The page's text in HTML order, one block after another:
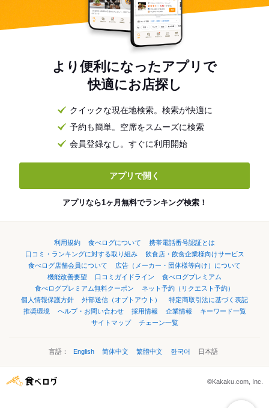
より便利になったアプリで
快適にお店探し
クイックな現在地検索。検索が快適に
予約も簡単。空席をスムーズに検索
会員登録なし。すぐに利用開始
アプリで開く
アプリなら1ヶ月無料でランキング検索！
利用規約 食べログについて
携帯電話番号認証とは
口コミ・ランキングに対する取り組み
飲食店・飲食企業様向けサービス
食べログ店舗会員について
広告（メーカー・団体様等向け）について
機能改善要望
口コミガイドライン
食べログプレミアム
食べログプレミアム無料クーポン
ネット予約（リクエスト予約）
個人情報保護方針
外部送信（オプトアウト）
特定商取引法に基づく表記
推奨環境
ヘルプ・お問い合わせ 採用情報 企業情報
キーワード一覧
サイトマップ
チェーン一覧
言語： English 简体中文 繁體中文 한국어 日本語
©Kakaku.com, Inc.